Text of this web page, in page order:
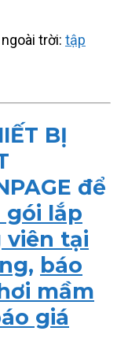
trời: tập
BỊ
để
gói lắp
viên tại
, báo
mầm
giá